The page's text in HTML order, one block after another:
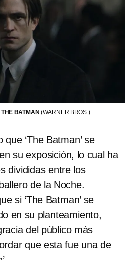
THE BATMAN (WARNER BROS.)
‘The Batman’ se
su exposición, lo cual ha
divididas entre los
de la Noche.
si ‘The Batman’ se
en su planteamiento,
del público más
que esta fue una de